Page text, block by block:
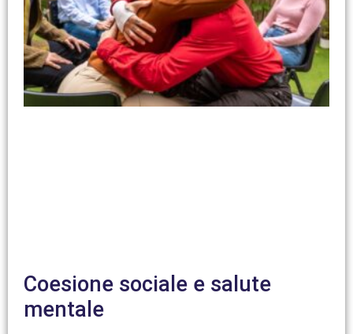
Coesione sociale e salute
mentale